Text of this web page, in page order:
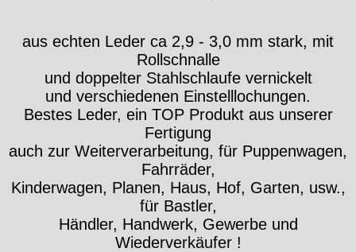
aus echten Leder ca 2,9 - 3,0 mm stark, mit
Rollschnalle
und doppelter Stahlschlaufe vernickelt
und verschiedenen Einstelllochungen.
Bestes Leder, ein TOP Produkt aus unserer
Fertigung
auch zur Weiterverarbeitung, für Puppenwagen,
Fahrräder,
Kinderwagen, Planen, Haus, Hof, Garten, usw.,
für Bastler,
Händler, Handwerk, Gewerbe und
Wiederverkäufer !